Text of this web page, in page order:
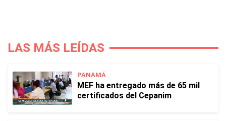
LAS MÁS LEÍDAS
PANAMÁ
MEF ha entregado más de 65 mil
certificados del Cepanim